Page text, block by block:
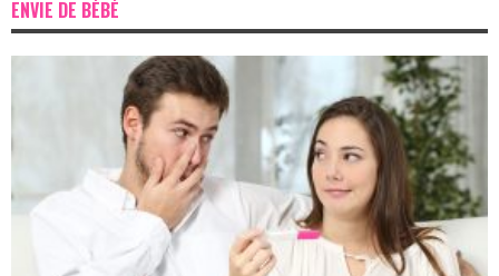
ENVIE DE BÉBÉ